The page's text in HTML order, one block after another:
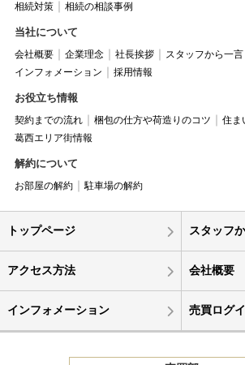
相続対策 相続の相談事例
当社について
会社概要 企業理念 社長挨拶 スタッフから一言
インフォメーション
採用情報
お役立ち情報
契約までの流れ 梱包の仕方や荷造りのコツ
住ま
葛西エリア街情報
解約について
お部屋の解約 駐車場の解約
トップページ スタッフ
アクセス方法 会社概要
インフォメーション 売買ログ